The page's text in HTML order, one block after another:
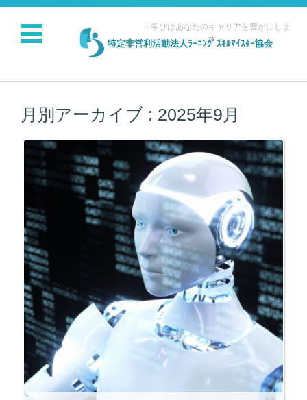
特定非営利活動法人ﾗｰﾆﾝｸﾞｽｷﾙﾏｲｽﾀｰ協会
～学びはあなたのキャリアを豊かにしま
す～
コンテンツに移動
月別アーカイブ : 2025年9月